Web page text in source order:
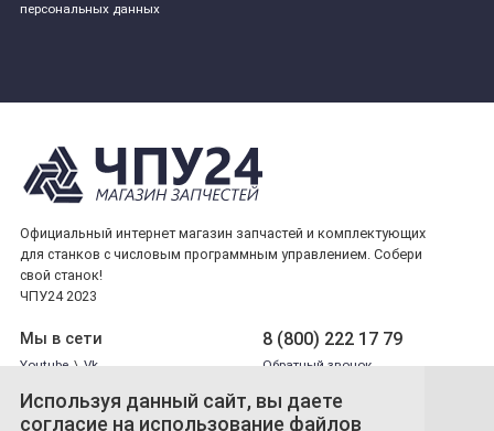
Используя данный сайт, вы даете
согласие на использование файлов
персональных данных
Официальный интернет магазин запчастей и комплектующих
для станков с числовым программным управлением. Собери
свой станок!
ЧПУ24 2023
8 (800) 222 17 79
Обратный звонок
Мы в сети
Youtube \ Vk
Принимаем платежи